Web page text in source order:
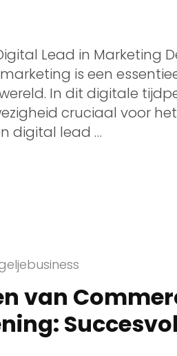
Lead in Marketing
is een
In dit digitale
cruciaal voor
digital lead …
van